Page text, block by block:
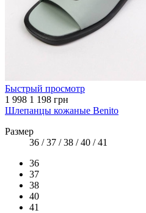
Быстрый просмотр
1 998 1 198 грн
Шлепанцы кожаные Benito
Размер
36 / 37 / 38 / 40 / 41
36
37
38
40
41